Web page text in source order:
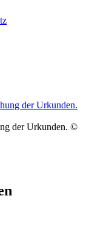
der Urkunden. ©